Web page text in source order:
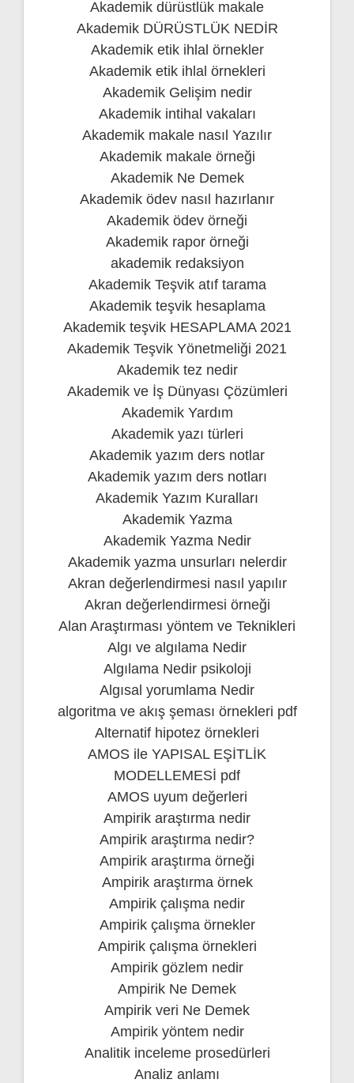
Akademik dürüstlük makale
Akademik DÜRÜSTLÜK NEDİR
Akademik etik ihlal örnekler
Akademik etik ihlal örnekleri
Akademik Gelişim nedir
Akademik intihal vakaları
Akademik makale nasıl Yazılır
Akademik makale örneği
Akademik Ne Demek
Akademik ödev nasıl hazırlanır
Akademik ödev örneği
Akademik rapor örneği
akademik redaksiyon
Akademik Teşvik atıf tarama
Akademik teşvik hesaplama
Akademik teşvik HESAPLAMA 2021
Akademik Teşvik Yönetmeliği 2021
Akademik tez nedir
Akademik ve İş Dünyası Çözümleri
Akademik Yardım
Akademik yazı türleri
Akademik yazım ders notlar
Akademik yazım ders notları
Akademik Yazım Kuralları
Akademik Yazma
Akademik Yazma Nedir
Akademik yazma unsurları nelerdir
Akran değerlendirmesi nasıl yapılır
Akran değerlendirmesi örneği
Alan Araştırması yöntem ve Teknikleri
Algı ve algılama Nedir
Algılama Nedir psikoloji
Algısal yorumlama Nedir
algoritma ve akış şeması örnekleri pdf
Alternatif hipotez örnekleri
AMOS ile YAPISAL EŞİTLİK
MODELLEMESİ pdf
AMOS uyum değerleri
Ampirik araştırma nedir
Ampirik araştırma nedir?
Ampirik araştırma örneği
Ampirik araştırma örnek
Ampirik çalışma nedir
Ampirik çalışma örnekler
Ampirik çalışma örnekleri
Ampirik gözlem nedir
Ampirik Ne Demek
Ampirik veri Ne Demek
Ampirik yöntem nedir
Analitik inceleme prosedürleri
Analiz anlamı